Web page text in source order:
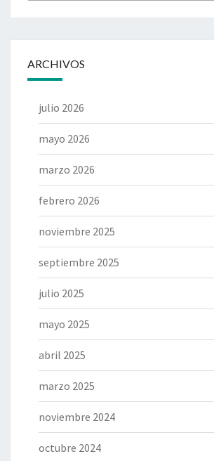
ARCHIVOS
julio 2026
mayo 2026
marzo 2026
febrero 2026
noviembre 2025
septiembre 2025
julio 2025
mayo 2025
abril 2025
marzo 2025
noviembre 2024
octubre 2024